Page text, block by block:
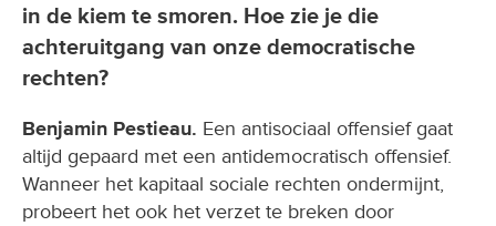
in de kiem te smoren. Hoe zie je die
achteruitgang van onze democratische
rechten?
Benjamin Pestieau. Een antisociaal offensief gaat
altijd gepaard met een antidemocratisch offensief.
Wanneer het kapitaal sociale rechten ondermijnt,
probeert het ook het verzet te breken door